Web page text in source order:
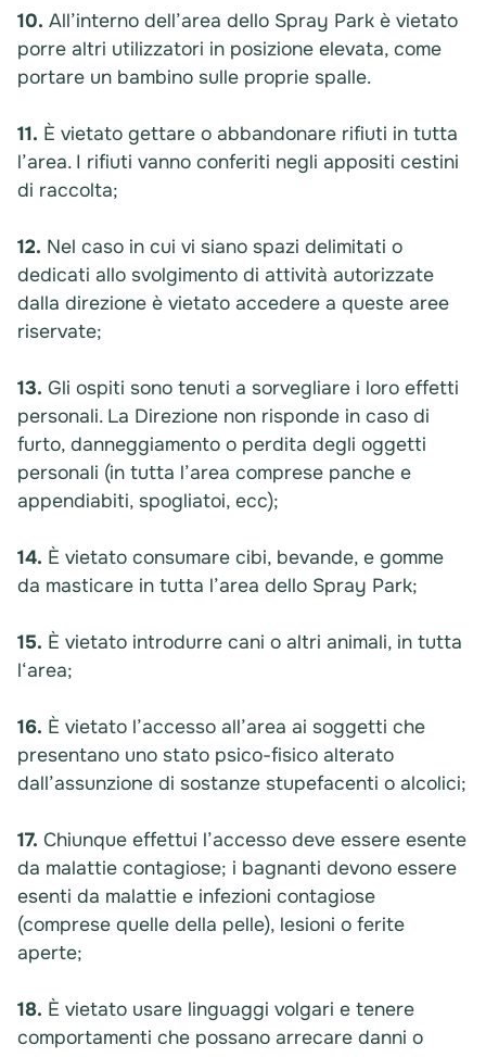
10. All’interno dell’area dello Spray Park è vietato
porre altri utilizzatori in posizione elevata, come
portare un bambino sulle proprie spalle.
11. È vietato gettare o abbandonare rifiuti in tutta
l’area. I rifiuti vanno conferiti negli appositi cestini
di raccolta;
12. Nel caso in cui vi siano spazi delimitati o
dedicati allo svolgimento di attività autorizzate
dalla direzione è vietato accedere a queste aree
riservate;
13. Gli ospiti sono tenuti a sorvegliare i loro effetti
personali. La Direzione non risponde in caso di
furto, danneggiamento o perdita degli oggetti
personali (in tutta l’area comprese panche e
appendiabiti, spogliatoi, ecc);
14. È vietato consumare cibi, bevande, e gomme
da masticare in tutta l’area dello Spray Park;
15. È vietato introdurre cani o altri animali, in tutta
l‘area;
16. È vietato l’accesso all’area ai soggetti che
presentano uno stato psico-fisico alterato
dall’assunzione di sostanze stupefacenti o alcolici;
17. Chiunque effettui l’accesso deve essere esente
da malattie contagiose; i bagnanti devono essere
esenti da malattie e infezioni contagiose
(comprese quelle della pelle), lesioni o ferite
aperte;
18. È vietato usare linguaggi volgari e tenere
comportamenti che possano arrecare danni o